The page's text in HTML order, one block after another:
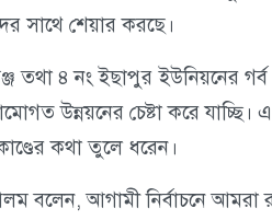
সাথে শেয়ার করছে।
তথা ৪ নং ইছাপুর ইউনিয়নের
উন্নয়নের চেষ্টা করে
কথা তুলে ধরেন।
আগামী নির্বাচনে আমরা